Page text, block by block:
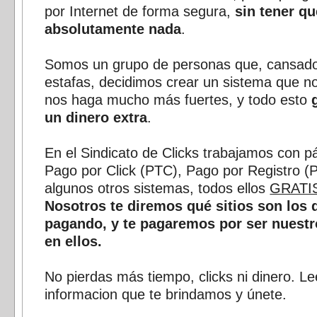
por Internet de forma segura, sin tener
absolutamente nada.
Somos un grupo de personas que,
estafas, decidimos crear un sistema que
nos haga mucho más fuertes, y todo esto
un dinero extra.
En el Sindicato de Clicks trabajamos con
Pago por Click (PTC), Pago por Registro
algunos otros sistemas, todos ellos
Nosotros te diremos qué sitios son los
pagando, y te pagaremos por ser
en ellos.
No pierdas más tiempo, clicks ni dinero.
informacion que te brindamos y únete.